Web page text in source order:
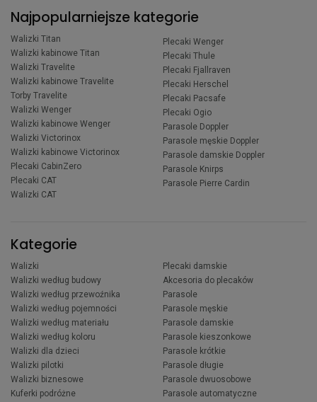
Najpopularniejsze kategorie
Walizki Titan
Walizki kabinowe Titan
Walizki Travelite
Walizki kabinowe Travelite
Torby Travelite
Walizki Wenger
Walizki kabinowe Wenger
Walizki Victorinox
Walizki kabinowe Victorinox
Plecaki CabinZero
Plecaki CAT
Walizki CAT
Plecaki Wenger
Plecaki Thule
Plecaki Fjallraven
Plecaki Herschel
Plecaki Pacsafe
Plecaki Ogio
Parasole Doppler
Parasole męskie Doppler
Parasole damskie Doppler
Parasole Knirps
Parasole Pierre Cardin
Kategorie
Walizki
Walizki według budowy
Walizki według przewoźnika
Walizki według pojemności
Walizki według materiału
Walizki według koloru
Walizki dla dzieci
Walizki pilotki
Walizki biznesowe
Kuferki podróżne
Plecaki damskie
Akcesoria do plecaków
Parasole
Parasole męskie
Parasole damskie
Parasole kieszonkowe
Parasole krótkie
Parasole długie
Parasole dwuosobowe
Parasole automatyczne